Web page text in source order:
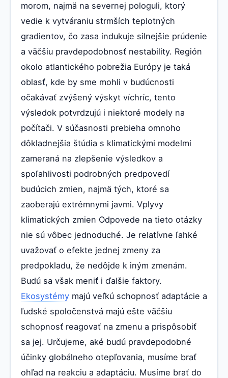
morom, najmä na severnej pologuli, ktorý
vedie k vytváraniu strmších teplotných
gradientov, čo zasa indukuje silnejšie prúdenie
a väčšiu pravdepodobnosť nestability. Región
okolo atlantického pobrežia Európy je taká
oblasť, kde by sme mohli v budúcnosti
očakávať zvýšený výskyt víchríc, tento
výsledok potvrdzujú i niektoré modely na
počítači. V súčasnosti prebieha omnoho
dôkladnejšia štúdia s klimatickými modelmi
zameraná na zlepšenie výsledkov a
spoľahlivosti podrobných predpovedí
budúcich zmien, najmä tých, ktoré sa
zaoberajú extrémnymi javmi. Vplyvy
klimatických zmien Odpovede na tieto otázky
nie sú vôbec jednoduché. Je relatívne ľahké
uvažovať o efekte jednej zmeny za
predpokladu, že nedôjde k iným zmenám.
Budú sa však meniť i ďalšie faktory.
Ekosystémy majú veľkú schopnosť adaptácie a
ľudské spoločenstvá majú ešte väčšiu
schopnosť reagovať na zmenu a prispôsobiť
sa jej. Určujeme, aké budú pravdepodobné
účinky globálneho otepľovania, musíme brať
ohľad na reakciu a adaptáciu. Musíme brať do